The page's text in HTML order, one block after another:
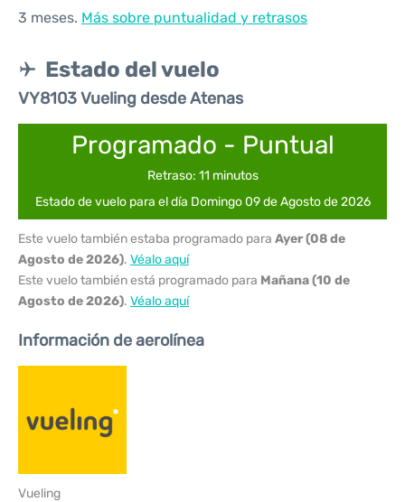
3 meses. Más sobre puntualidad y retrasos
Estado del vuelo
VY8103 Vueling desde Atenas
Programado - Puntual
Retraso: 11 minutos
Estado de vuelo para el día Domingo 09 de Agosto de 2026
Este vuelo también estaba programado para Ayer (08 de
Agosto de 2026). Véalo aquí
Este vuelo también está programado para Mañana (10 de
Agosto de 2026). Véalo aquí
Información de aerolínea
Vueling